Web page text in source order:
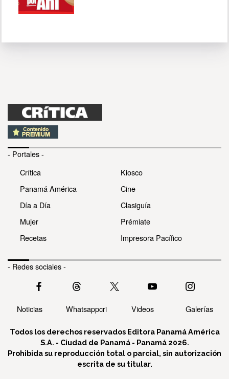
- Portales -
Crítica
Panamá América
Día a Día
Mujer
Recetas
Kiosco
Cine
Clasiguía
Prémiate
Impresora Pacífico
- Redes sociales -
Noticias Whatsappcri Videos Galerías
Todos los derechos reservados Editora Panamá América
S.A. - Ciudad de Panamá - Panamá 2026.
Prohibida su reproducción total o parcial, sin autorización
escrita de su titular.